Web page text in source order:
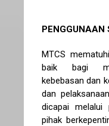
PENGGUNAAN
MTCS
baik bagi
kebebasan dan
dan
dicapai melalui
pihak